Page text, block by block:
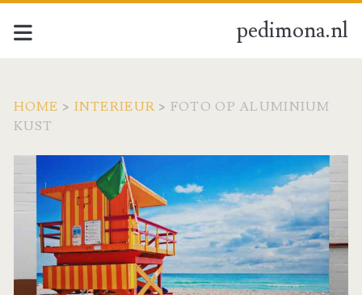
pedimona.nl
HOME > INTERIEUR > FOTO OP ALUMINIUM
KUST